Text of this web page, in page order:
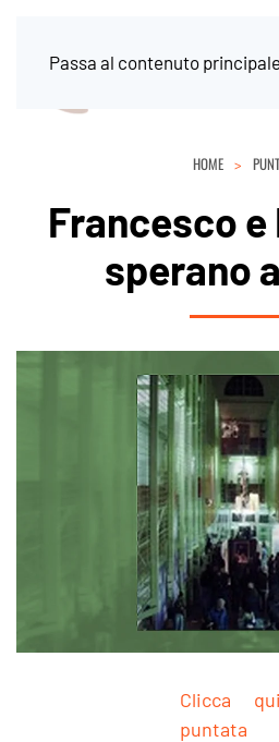
Passa al contenuto principale
HOME
Francesco
sperano
Clicca
puntata